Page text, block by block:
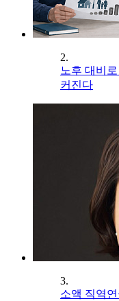
2.
노후 대비
커진다
3.
소액 직역